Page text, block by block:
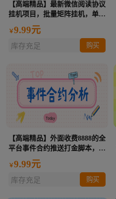
【高端精品】最新微信阅读协议
挂机项目，批量矩阵挂机，单号
一天5+【挂机脚本+使用教程】
￥9.99元
库存充足 购买
【高端精品】外面收费8888的全
平台事件合约推送打金脚本，号
称胜率百分之90以上【分析脚本
+使用教程】
￥9.99元
库存充足 购买